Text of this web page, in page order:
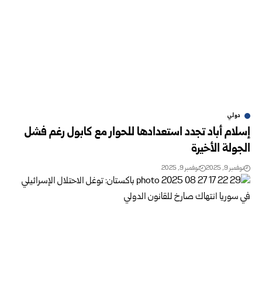
دولي
إسلام أباد تجدد استعدادها للحوار مع كابول رغم فشل
الجولة الأخيرة
نوفمبر 9, 2025 نوفمبر 9, 2025